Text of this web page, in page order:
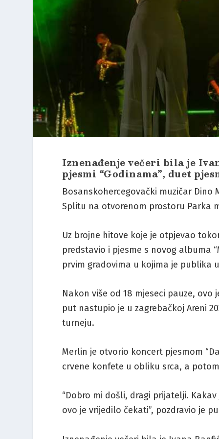
Iznenađenje večeri bila je
pjesmi “Godinama”, duet
Bosanskohercegovački muzičar
Splitu na otvorenom prostoru Parka
Uz brojne hitove koje je otpjevao
predstavio i pjesme s novog albuma
prvim gradovima u kojima je publika
Nakon više od 18 mjeseci pauze,
put nastupio je u zagrebačkoj Areni
turneju.
Merlin je otvorio koncert pjesmom
crvene konfete u obliku srca, a
“Dobro mi došli, dragi prijatelji.
ovo je vrijedilo čekati”, pozdravio je